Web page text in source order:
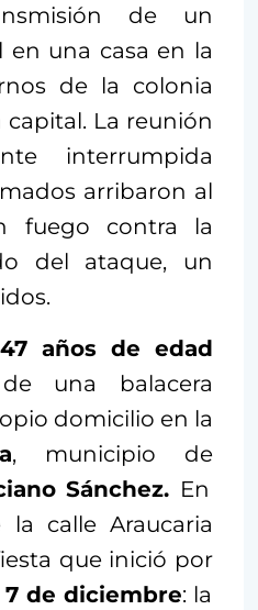
de un
una casa en la
de la colonia
capital. La reunión
interrumpida
arribaron al
fuego contra la
del ataque, un
años de edad
una balacera
domicilio en la
, municipio de
Sánchez. En
calle Araucaria
que inició por
de diciembre: la